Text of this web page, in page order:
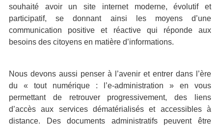
souhaité avoir un site internet moderne, évolutif et
participatif, se donnant ainsi les moyens d’une
communication positive et réactive qui réponde aux
besoins des citoyens en matière d’informations.
Nous devons aussi penser à l’avenir et entrer dans l’ère
du « tout numérique : l’e-administration » en vous
permettant de retrouver progressivement, des liens
d’accès aux services dématérialisés et accessibles à
distance. Des documents administratifs peuvent être